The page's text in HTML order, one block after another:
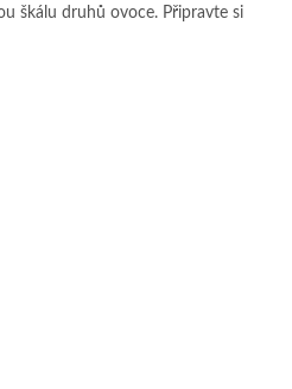
škálu druhů ovoce. Připravte si